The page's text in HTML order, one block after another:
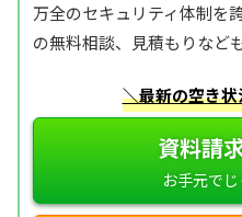
万全のセキュリティ体制を
の無料相談、見積もりなど
＼最新の空き
資料請